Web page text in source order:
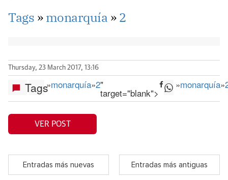
Tags »monarquía »2
Thursday, 23 March 2017, 13:16
Tags»monarquía»2"
target="blank">
»monarquía»
VER POST
Entradas más nuevas Entradas más antiguas